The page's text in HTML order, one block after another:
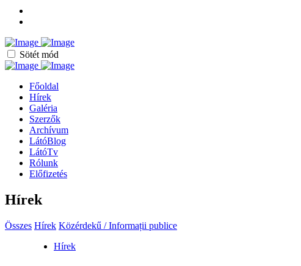
Sötét mód
Főoldal
Hírek
Galéria
Szerzők
Archívum
LátóBlog
LátóTv
Rólunk
Előfizetés
Hírek
Összes Hírek Közérdekű / Informații publice
Hírek